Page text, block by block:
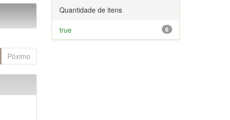
Póximo
Quantidade de itens
6
true